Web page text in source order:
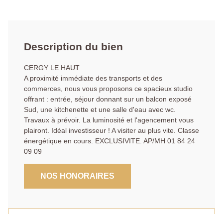
Description du bien
CERGY LE HAUT
A proximité immédiate des transports et des
commerces, nous vous proposons ce spacieux studio
offrant : entrée, séjour donnant sur un balcon exposé
Sud, une kitchenette et une salle d'eau avec wc.
Travaux à prévoir. La luminosité et l'agencement vous
plairont. Idéal investisseur ! A visiter au plus vite. Classe
énergétique en cours. EXCLUSIVITE. AP/MH 01 84 24
09 09
NOS HONORAIRES